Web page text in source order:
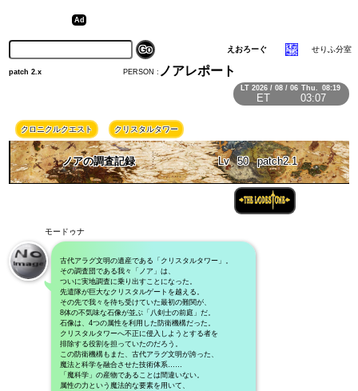
LT 2026 / 08 / 06 Thu. 08:19
ET 03:07
えおろーぐ せりふ分室
PERSON : ノアレポート
patch 2.x
クロニクルクエスト クリスタルタワー
ノアの調査記録 Lv 50 patch2.1
モードゥナ
古代アラグ文明の遺産である「クリスタルタワー」。
その調査団である我々「ノア」は、
ついに実地調査に乗り出すことになった。
先遣隊が巨大なクリスタルゲートを越える。
その先で我々を待ち受けていた最初の難関が、
8体の不気味な石像が並ぶ「八剣士の前庭」だ。
石像は、4つの属性を利用した防衛機構だった。
クリスタルタワーへ不正に侵入しようとする者を
排除する役割を担っていたのだろう。
この防衛機構もまた、古代アラグ文明が誇った、
魔法と科学を融合させた技術体系……
「魔科学」の産物であることは間違いない。
属性の力という魔法的な要素を用いて、